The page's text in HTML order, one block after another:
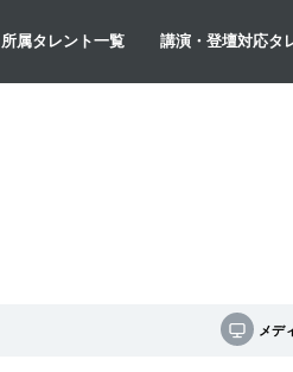
所属タレント一覧 講演・登壇対応タ
メデ